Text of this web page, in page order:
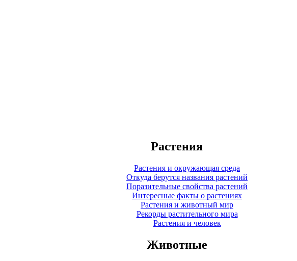
Растения
Растения и окружающая среда
Откуда берутся названия растений
Поразительные свойства растений
Интересные факты о растениях
Растения и животный мир
Рекорды растительного мира
Растения и человек
Животные